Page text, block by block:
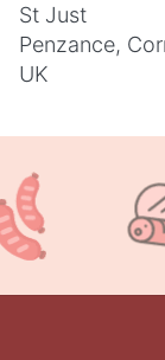
St Just
Penzance,
UK